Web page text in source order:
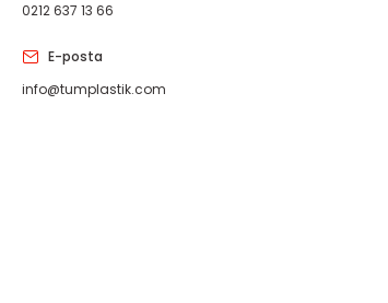
0212 637 13 66
E-posta
info@tumplastik.com